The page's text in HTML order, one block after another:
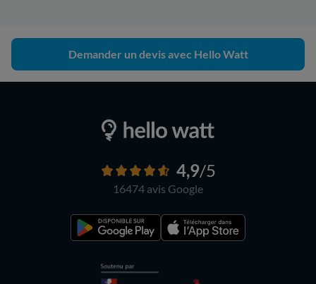
Demander un devis avec Hello Watt
4,9/5
16474 avis Google